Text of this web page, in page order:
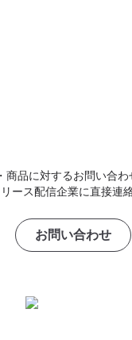
商品に対するお問い合わ
ース配信企業に直接連
お問い合わせ